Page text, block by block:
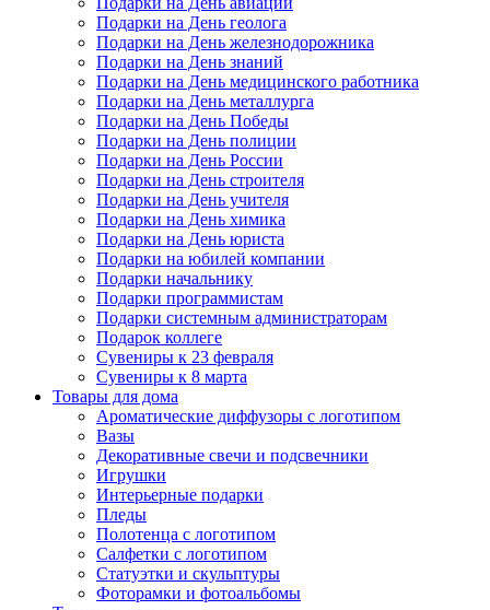
Подарки на День геолога
Подарки на День железнодорожника
Подарки на День знаний
Подарки на День медицинского работника
Подарки на День металлурга
Подарки на День Победы
Подарки на День полиции
Подарки на День России
Подарки на День строителя
Подарки на День учителя
Подарки на День химика
Подарки на День юриста
Подарки на юбилей компании
Подарки начальнику
Подарки программистам
Подарки системным администраторам
Подарок коллеге
Сувениры к 23 февраля
Сувениры к 8 марта
Товары для дома
Ароматические диффузоры с логотипом
Вазы
Декоративные свечи и подсвечники
Игрушки
Интерьерные подарки
Пледы
Полотенца с логотипом
Салфетки с логотипом
Статуэтки и скульптуры
Фоторамки и фотоальбомы